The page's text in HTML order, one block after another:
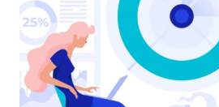
SUCCÈS
DES
COMMERÇANTS?